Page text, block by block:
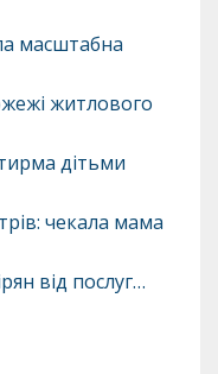
масштабна
житлового
дітьми
чекала мама
від послуг…